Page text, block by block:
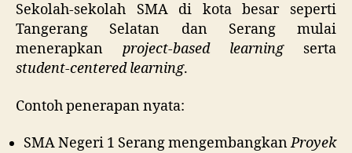
Sekolah-sekolah SMA di kota besar seperti
Tangerang Selatan dan Serang mulai
menerapkan project-based learningserta
student-centered learning.
Contoh penerapan nyata:
SMA Negeri 1 Serang mengembangkanProyek